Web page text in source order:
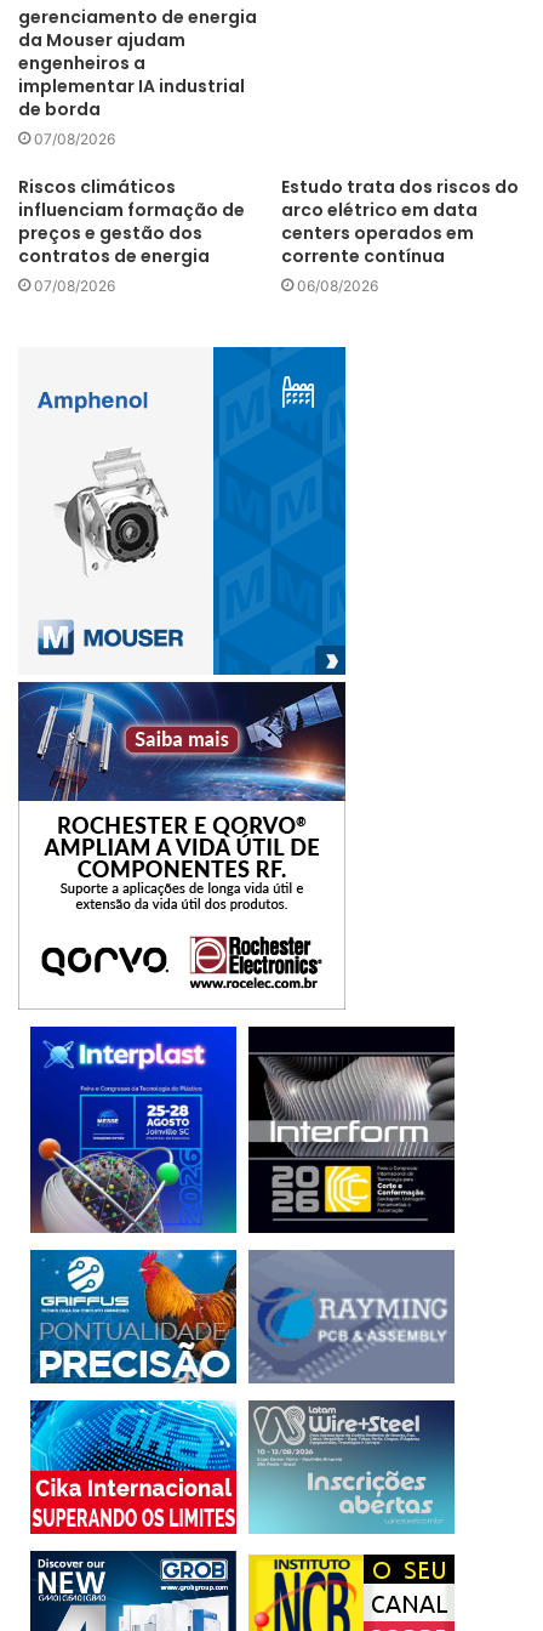
material tem uma destinação diferente no mercado”,
pontua a pesquisadora.
frações de resíduos: plásticos; placas de circuito impresso
e ponteiras metálicas; cobre, bobinas inteiras e plásticos;
capacitores e resistores; vidros e plásticos; e metais
magnéticos e parafusos.
Em cima disso, na segunda fase, a Coordenadoria de
Desenvolvimento e Negócios do IPT fez uma análise de
viabilidade econômica simples, com o objetivo de levantar
mercados para receber os componentes como matéria-
prima e posterior reciclagem. Nessa simulação, a primeira
estimativa mostrou que a média de valores praticada no
a cada 100 kg de resíduos gerados, e a destinação de
“Entender as necessidades do mercado foi fundamental
para definir em quais frações as lâmpadas tinham de ser
separadas também”, complementa Moraes.
A terceira e última fase do projeto foi operacionalizada
pelo Laboratório de Equipamentos Elétricos e Ópticos do
IPT e se focou em uma análise do ciclo de vida (ACV) das
lâmpadas de LED e a comparação de seu impacto
ambiental considerando dois cenários: a reciclagem e a
incineração.
“A terceira fase foi apenas uma análise preliminar e
considerou um cenário hipotético – afinal, não existe a
incineração como opção no Brasil. A reciclagem se
mostrou economicamente e ambientalmente viável, com
mitigação de 86 % dos impactos ambientais. Como as
lâmpadas não podem ser descartadas em aterros
sanitários, o desenvolvimento dessa tecnologia é
essencial”, aponta a pesquisadora.
O IPT e a Tramppo agora aguardam um segundo edital
gerenciamento de energia
da Mouser ajudam
engenheiros a
implementar IA industrial
de borda
07/08/2026
Riscos climáticos
influenciam formação de
preços e gestão dos
contratos de energia
07/08/2026
Estudo trata dos riscos do
arco elétrico em data
centers operados em
corrente contínua
06/08/2026